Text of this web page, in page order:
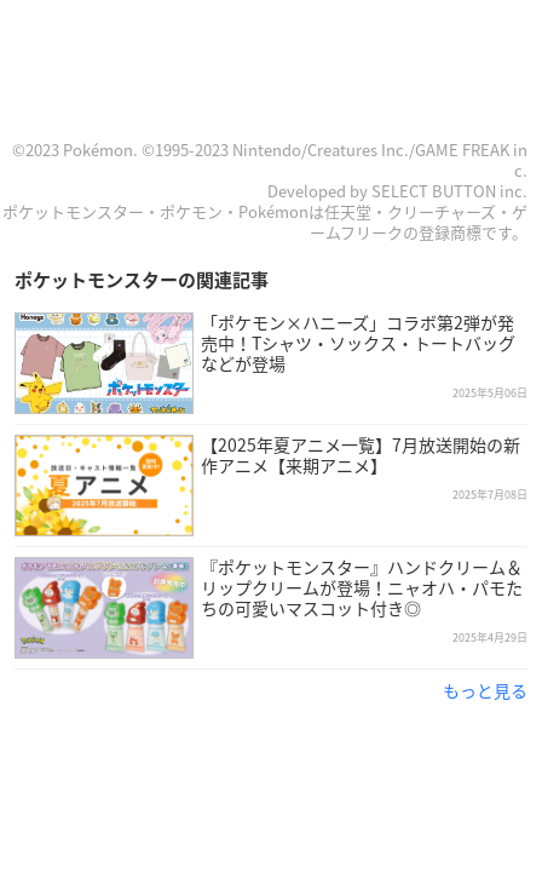
©2023 Pokémon. ©1995-2023 Nintendo/Creatures Inc./GAME FREAK in
c.
Developed by SELECT BUTTON inc.
ポケットモンスター・ポケモン・Pokémonは任天堂・クリーチャーズ・ゲ
ームフリークの登録商標です。
ポケットモンスターの関連記事
「ポケモン×ハニーズ」コラボ第2弾が発
売中！Tシャツ・ソックス・トートバッグ
などが登場
2025年5月06日
【2025年夏アニメ一覧】7月放送開始の新
作アニメ【来期アニメ】
2025年7月08日
『ポケットモンスター』ハンドクリーム＆
リップクリームが登場！ニャオハ・パモた
ちの可愛いマスコット付き◎
2025年4月29日
もっと見る